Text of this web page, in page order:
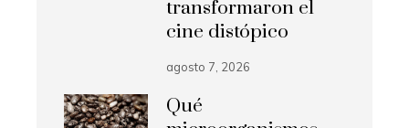
transformaron el
cine distópico
agosto 7, 2026
Qué